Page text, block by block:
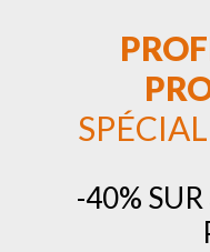
-40%